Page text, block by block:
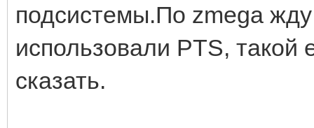
подсистемы.По zmega
использовали PTS, такой
сказать.